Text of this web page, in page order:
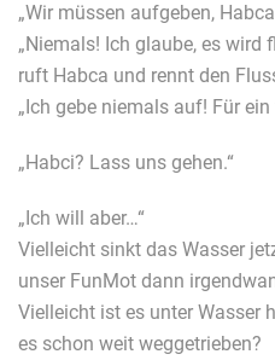
„Wir müssen aufgeben,
„Niemals! Ich glaube, es wird
ruft Habca und rennt den
„Ich gebe niemals auf! Für
„Habci? Lass uns gehen.“
„Ich will aber…“
Vielleicht sinkt das Wasser
unser FunMot dann
Vielleicht ist es unter Wasser
es schon weit weggetrieben?